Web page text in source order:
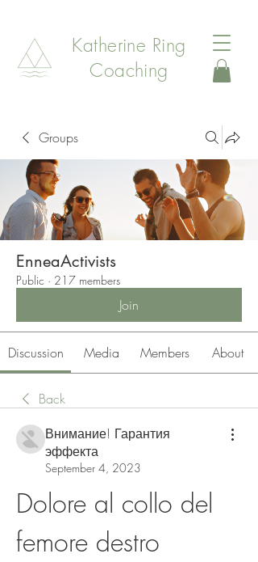
Katherine Ring
Coaching
Groups
EnneaActivists
Public · 217 members
Join
Discussion Media Members About
Back
Внимание! Гарантия
эффекта
September 4, 2023
Dolore al collo del
femore destro